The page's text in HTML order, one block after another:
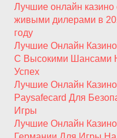
Лучшие онлайн казино
живыми дилерами в
году
Лучшие Онлайн
С Высокими Шансами
Успех
Лучшие Онлайн
Paysafecard Для
Игры
Лучшие Онлайн Казино